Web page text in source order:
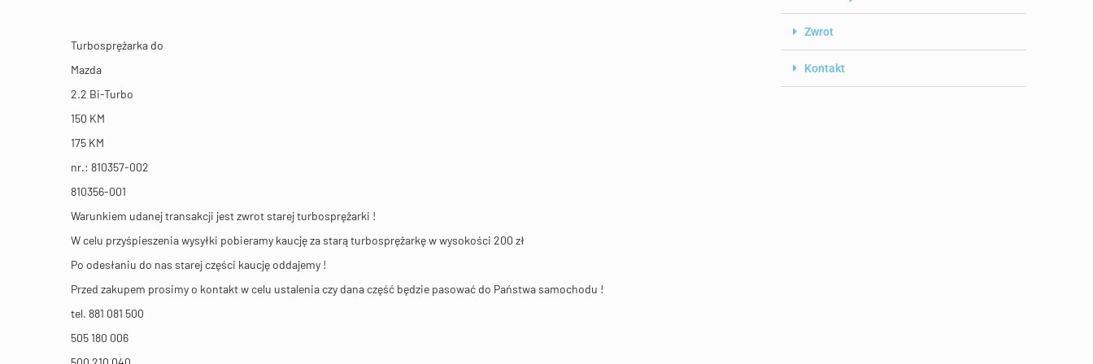
Turbosprężarka do
Mazda
2.2 Bi-Turbo
150 KM
175 KM
nr.: 810357-002
810356-001
Warunkiem udanej transakcji jest zwrot starej turbosprężarki !
W celu przyśpieszenia wysyłki pobieramy kaucję za starą turbosprężarkę w wysokości 200 zł
Po odesłaniu do nas starej części kaucję oddajemy !
Przed zakupem prosimy o kontakt w celu ustalenia czy dana część będzie pasować do Państwa samochodu !
tel. 881 081 500
505 180 006
Zwrot
Kontakt